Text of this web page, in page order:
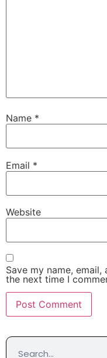
Name *
Email *
Website
Save my name,
the next time I